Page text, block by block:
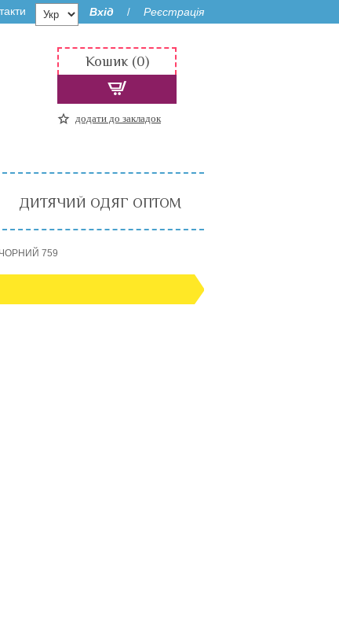
Вхід / Реєстрація
Кошик (0)
додати до закладок
ДИТЯЧИЙ ОДЯГ ОПТОМ
759